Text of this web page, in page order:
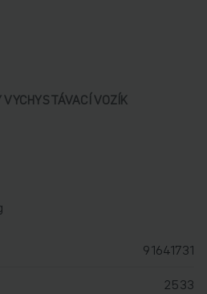
VOZÍK
91641731
2533